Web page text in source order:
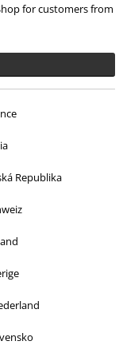
for customers from
Republika